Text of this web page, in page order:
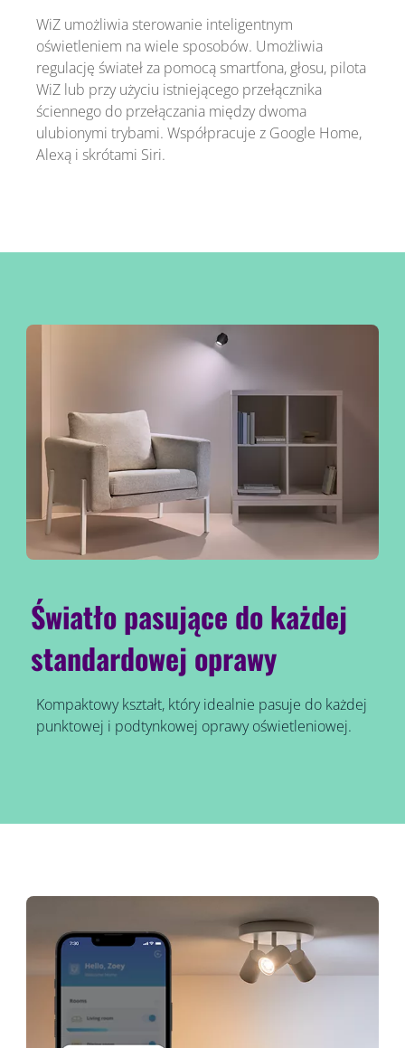
WiZ umożliwia sterowanie inteligentnym
oświetleniem na wiele sposobów. Umożliwia
regulację świateł za pomocą smartfona, głosu, pilota
WiZ lub przy użyciu istniejącego przełącznika
ściennego do przełączania między dwoma
ulubionymi trybami. Współpracuje z Google Home,
Alexą i skrótami Siri.
Światło pasujące do każdej
standardowej oprawy
Kompaktowy kształt, który idealnie pasuje do każdej
punktowej i podtynkowej oprawy oświetleniowej.